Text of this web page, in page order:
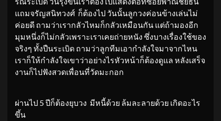
แถมจรัญสนิทวงศ์ ก็ต้องไป วันนั้นลูกวงค่อนข้างเล่นไม่
ค่อยดี ถามว่าเรากลัวไหมก็กลัวเหมือนกัน แต่ถ้ามองอีก
มุมหนึ่งก็ไม่กลัวเพราะเราเคยถ่ายหนัง ซึ่งบางเรื่องใช้ของ
จริงๆ ทั้งปืนระเบิด ถามว่าลูกทีมเอากำลังใจมาจากไหน
เราก็ให้กำลังใจเขาว่าอย่างไรหัวหน้าก็ต้องดูแล หลังเสร็จ
งานก็ไปฟังสวดเพื่อนที่วัดมะกอก
ผ่านไป 5 ปีก็ต้องยุบวง มีหนี้ด้วย ล้มละลายด้วย เกิดอะไร
ขึ้น